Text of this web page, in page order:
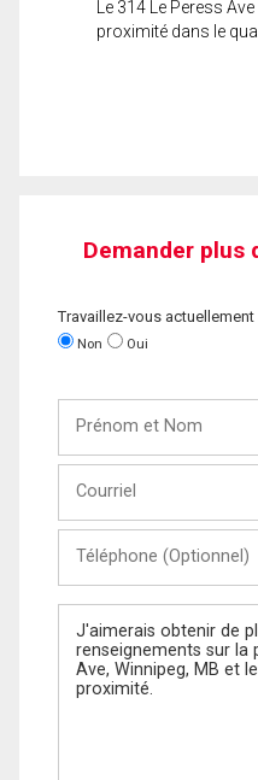
Le 314 Le Peress
proximité dans le
Demander plus
Travaillez-vous
Non Oui
Nom
(Optionnel)
Message